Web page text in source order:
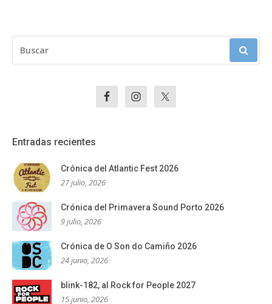
Entradas recientes
Crónica del Atlantic Fest 2026
27 julio, 2026
Crónica del Primavera Sound Porto 2026
9 julio, 2026
Crónica de O Son do Camiño 2026
24 junio, 2026
blink-182, al Rock for People 2027
15 junio, 2026